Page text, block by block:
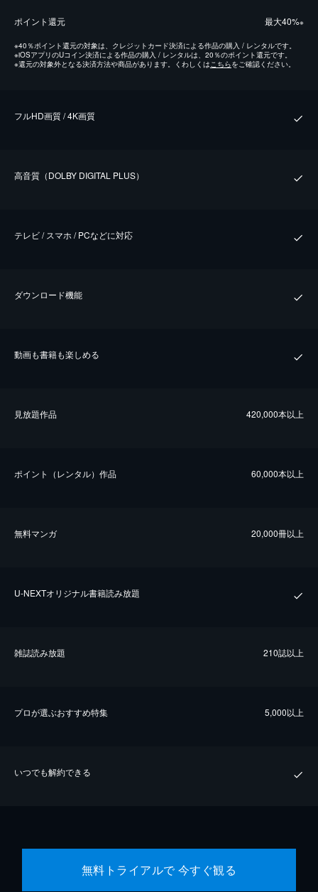
ポイント還元 最⼤40%※
※40％ポイント還元の対象は、クレジットカード決済による作品の購入 / レンタルです。
※iOSアプリのUコイン決済による作品の購入 / レンタルは、20％のポイント還元です。
※還元の対象外となる決済方法や商品があります。くわしくはこちらをご確認ください。
フルHD画質 / 4K画質
⾼⾳質（DOLBY DIGITAL PLUS）
テレビ / スマホ / PCなどに対応
ダウンロード機能
動画も書籍も楽しめる
⾒放題作品 420,000本以上
ポイント（レンタル）作品 60,000本以上
無料マンガ 20,000冊以上
U-NEXTオリジナル書籍読み放題
雑誌読み放題 210誌以上
プロが選ぶおすすめ特集 5,000以上
いつでも解約できる
無料トライアルで 今すぐ観る